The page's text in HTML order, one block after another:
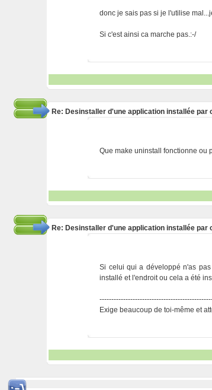
donc je sais pas si je l'utilise
Si c'est ainsi ca marche pas.:-/
Re: Desinstaller d'une application installée par
Que make uninstall fonctionne ou
Re: Desinstaller d'une application installée par
Si celui qui a développé n'as
installé et l'endroit ou cela a été
Exige beaucoup de toi-même et